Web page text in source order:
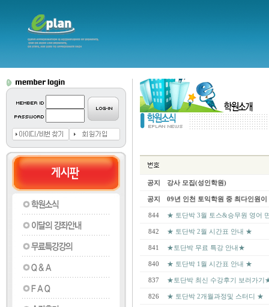
공지 강사 모집(성인학원)
공지 09년 인천 토익학원 중 최다인원이
844 ★ 토단박 3월 토스&승무원 영어
842 ★ 토단박 2월 시간표 안내 ★
841 ★토단박 무료 특강 안내★
840 ★ 토단박 1월 시간표 안내 ★
837 ★토단박 최신 수강후기 보러가기
826 ★ 토단박 2개월과정및 스터디 ★